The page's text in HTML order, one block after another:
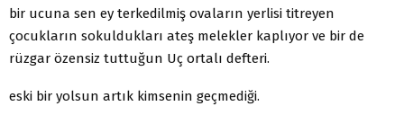
bir ucuna sen ey terkedilmiş ovaların yerlisi titreyen
çocukların sokuldukları ateş melekler kaplıyor ve bir de
rüzgar özensiz tuttuğun Uç ortalı defteri.
eski bir yolsun artık kimsenin geçmediği.